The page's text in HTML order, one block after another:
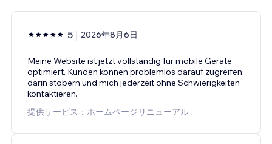
5 2026年8月6日
Meine Website ist jetzt vollständig für mobile Geräte
optimiert. Kunden können problemlos darauf zugreifen,
darin stöbern und mich jederzeit ohne Schwierigkeiten
kontaktieren.
提供サービス：ホームページリニューアル